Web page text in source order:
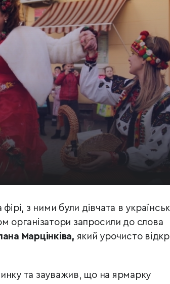
з ними були дівчата в
організатори запросили до слова
Марцінківа, який урочисто
та зауважив, що на ярмарку